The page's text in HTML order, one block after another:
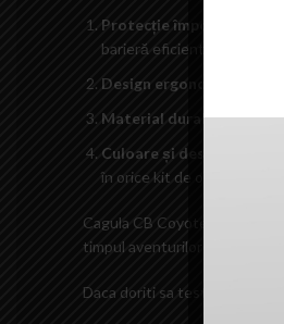
Protecție împotriva
barieră eficientă împotriva
Design ergonomic:
Material durabil:
Culoare și design:
în orice kit de outdoor.
Cagula CB Coyote de la
timpul aventurilor tale în aer
Daca doriti sa testati aceasta